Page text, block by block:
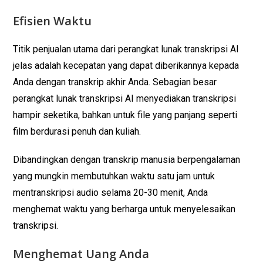
Efisien Waktu
Titik penjualan utama dari perangkat lunak transkripsi AI
jelas adalah kecepatan yang dapat diberikannya kepada
Anda dengan transkrip akhir Anda. Sebagian besar
perangkat lunak transkripsi AI menyediakan transkripsi
hampir seketika, bahkan untuk file yang panjang seperti
film berdurasi penuh dan kuliah.
Dibandingkan dengan transkrip manusia berpengalaman
yang mungkin membutuhkan waktu satu jam untuk
mentranskripsi audio selama 20-30 menit, Anda
menghemat waktu yang berharga untuk menyelesaikan
transkripsi.
Menghemat Uang Anda